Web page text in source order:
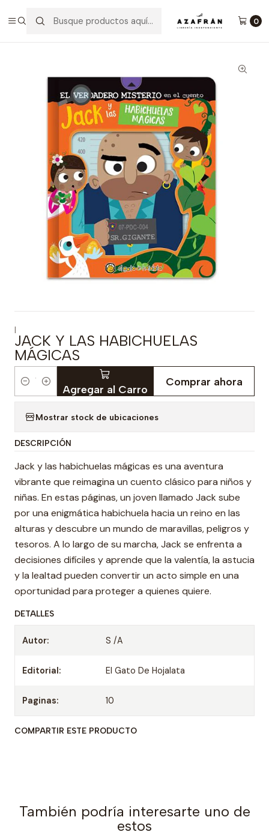
0
Jack Y Las Habichuelas Mágicas
|
JACK Y LAS HABICHUELAS
MÁGICAS
Cantidad Agregar al Carro
Comprar ahora
Mostrar stock de ubicaciones
DESCRIPCIÓN
Jack y las habichuelas mágicas es una aventura
vibrante que reimagina un cuento clásico para niños y
niñas. En estas páginas, un joven llamado Jack sube
por una enigmática habichuela hacia un reino en las
alturas y descubre un mundo de maravillas, peligros y
tesoros. A lo largo de su marcha, Jack se enfrenta a
decisiones difíciles y aprende que la valentía, la astucia
y la lealtad pueden convertir un acto simple en una
oportunidad para proteger a quienes quiere.
DETALLES
Autor: S /A
Editorial: El Gato De Hojalata
Paginas: 10
COMPARTIR ESTE PRODUCTO
También podría interesarte uno de
estos